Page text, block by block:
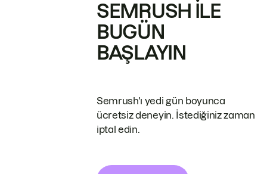
SEMRUSH ILE
BUGÜN
BAŞLAYIN
Semrush'ı yedi gün boyunca
ücretsiz deneyin. İstediğiniz zaman
iptal edin.